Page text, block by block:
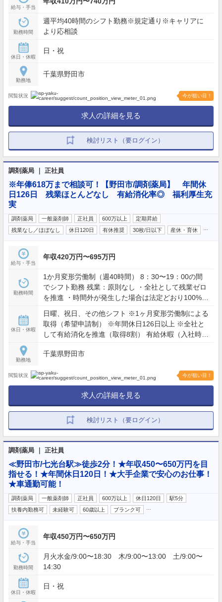
給与・手当
勤務時間
週平均40時間のシフト勤務※規定通り※キャリアに
より応相談
休日・休暇
日・祝
勤務地
千葉県野田市
閲覧状況 今が狙い目！
求人の詳細を見る
検討リスト（要ログイン）
調剤薬局 ｜ 正社員
※年俸618万まで相談可！【野田市/調剤薬局】 年間休
日126日 残業ほとんどなし 有給消化率◎ 福利厚生充
実
調剤薬局 一般薬剤師 正社員 600万以上
定期昇給
残業なし／ほぼなし
休日120日 有休推奨 30枚/日以下 産休・育休
給与・手当
年収420万円〜695万円
勤務時間
1か月変形労働制（週40時間） 8：30〜19：00の間
でシフト勤務 残業：原則なし ・全社として残業ゼロ
を推進 ・時間外が発生した場合は法定どおり100%支
休日・休暇
日曜、祝日、その他シフト ※1ヶ月変形労働制による
取得（希望申請制） ※年間休日126日以上 ※全社と
して有給消化を推進（取得8割） 有給休暇（入社時：
可能（取得理由不問） その他：夏季休暇、冬季休
休暇、慶弔休暇、生理休暇など
勤務地
千葉県野田市
閲覧状況 今が狙い目！
求人の詳細を見る
検討リスト（要ログイン）
調剤薬局 ｜ 正社員
≪野田市/七光台駅≫徒歩2分！★年収450〜650万円を目
指せる！★年間休日120日！★大手企業で安心のお仕事！
★車通勤可能！
調剤薬局 一般薬剤師 正社員 600万以上 休日120日
駅5分
扶養内勤務可
未経験可 60歳以上 ブランク可
給与・手当
年収450万円〜650万円
勤務時間
月火水金/9:00〜18:30 木/9:00〜13:00 土/9:00〜
14:30
休日・休暇
日・祝